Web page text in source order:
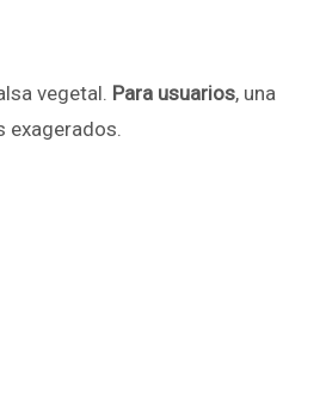
vegetal. Para usuarios, una
exagerados.